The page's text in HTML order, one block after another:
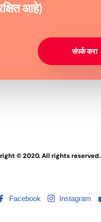
आहे)
संपर्क करा
© 2020. All rights reserved.
Facebook Instagram